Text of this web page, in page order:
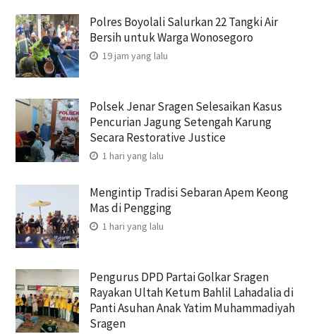
Polres Boyolali Salurkan 22 Tangki Air
Bersih untuk Warga Wonosegoro
19 jam yang lalu
Polsek Jenar Sragen Selesaikan Kasus
Pencurian Jagung Setengah Karung
Secara Restorative Justice
1 hari yang lalu
Mengintip Tradisi Sebaran Apem Keong
Mas di Pengging
1 hari yang lalu
Pengurus DPD Partai Golkar Sragen
Rayakan Ultah Ketum Bahlil Lahadalia di
Panti Asuhan Anak Yatim Muhammadiyah
Sragen